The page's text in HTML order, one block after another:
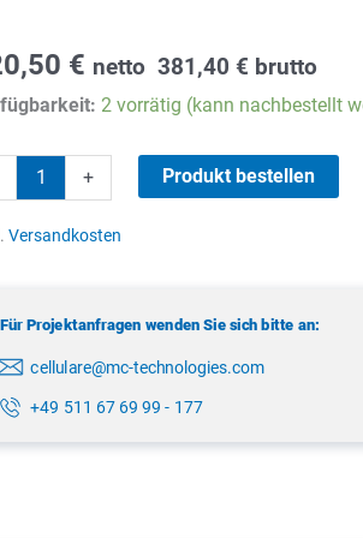
€ netto381,40€ brutto
2 vorrätig (kann nachbestellt
+ Produkt bestellen
Versandkosten
Für Projektanfragen wenden Sie sich bitte an:
cellulare@mc-technologies.com
+49 511 67 69 99 - 177